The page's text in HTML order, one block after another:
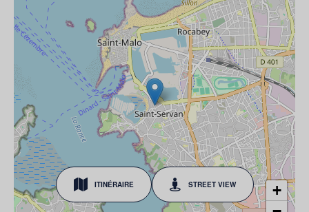
ITINÉRAIRE STREET VIEW
+